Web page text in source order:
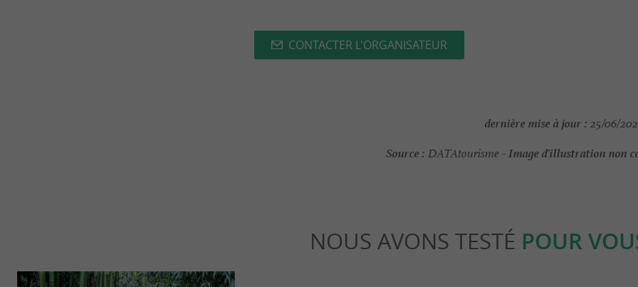
CONTACTER L'ORGANISATEUR
dernière mise à jour : 25/06/
Source : DATAtourisme -Image d'illustration non
NOUS AVONS TESTÉ POUR